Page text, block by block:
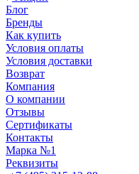
Блог
Бренды
Как купить
Условия оплаты
Условия доставки
Возврат
Компания
О компании
Отзывы
Сертификаты
Контакты
Марка №1
Реквизиты